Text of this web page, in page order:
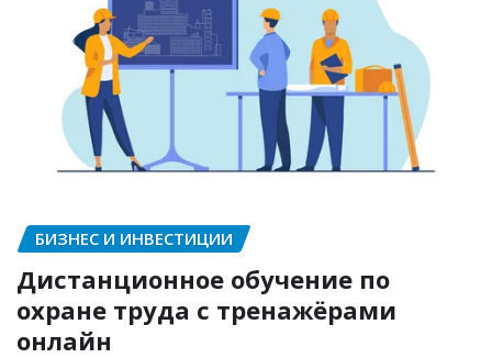
БИЗНЕС И ИНВЕСТИЦИИ
Дистанционное обучение по
охране труда с тренажёрами
онлайн